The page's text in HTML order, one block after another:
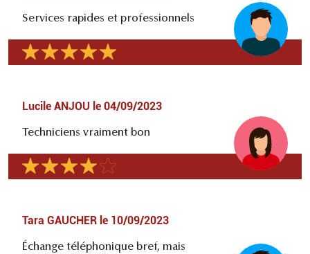
Services rapides et professionnels
Lucile ANJOU le 04/09/2023
Techniciens vraiment bon
Tara GAUCHER le 10/09/2023
Échange téléphonique bref, mais